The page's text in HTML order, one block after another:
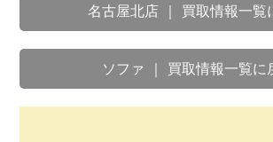
名古屋北店 ｜ 買取情報一覧
ソファ ｜ 買取情報一覧に